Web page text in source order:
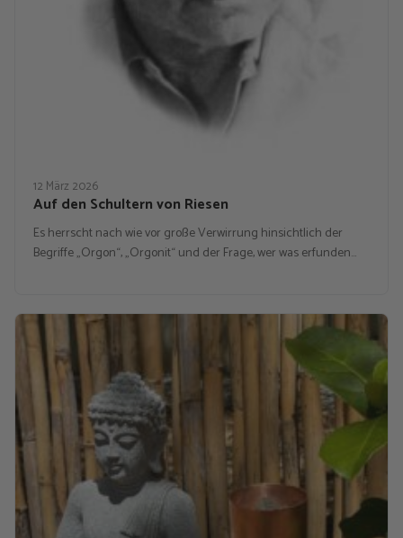
12 März 2026
Auf den Schultern von Riesen
Es herrscht nach wie vor große Verwirrung hinsichtlich der
Begriffe „Orgon“, „Orgonit“ und der Frage, wer was erfunden…